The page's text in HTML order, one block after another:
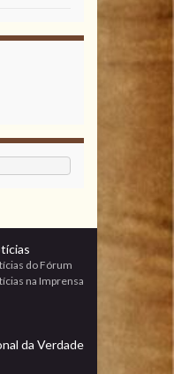
do Fórum
na Imprensa
da Verdade